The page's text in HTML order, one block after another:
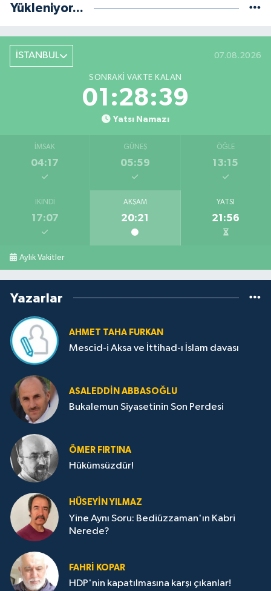
Yükleniyor...
İSTANBUL 07.08.2026
SONRAKI VAKTE KALAN
01:28:38
Yatsı Namazı
İMSAK
04:17
GÜNEŞ
05:59
ÖĞLE
13:15
İKINDI
17:07
AKŞAM
20:21
YATSI
21:56
Aylık Vakitler
Yazarlar
AHMET TAHA FURKAN
Mescid-i Aksa ve İttihad-ı İslam davası
ASALEDDIN ABBASOĞLU
Bukalemun Siyasetinin Son Perdesi
ÖMER FIRTINA
Hükümsüzdür!
HÜSEYIN YILMAZ
Yine Aynı Soru: Bediüzzaman'ın Kabri
Nerede?
FAHRI KOPAR
HDP'nin kapatılmasına karşı çıkanlar!